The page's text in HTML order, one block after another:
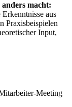
macht:
aus
Praxisbeispielen
Input,
Meeting